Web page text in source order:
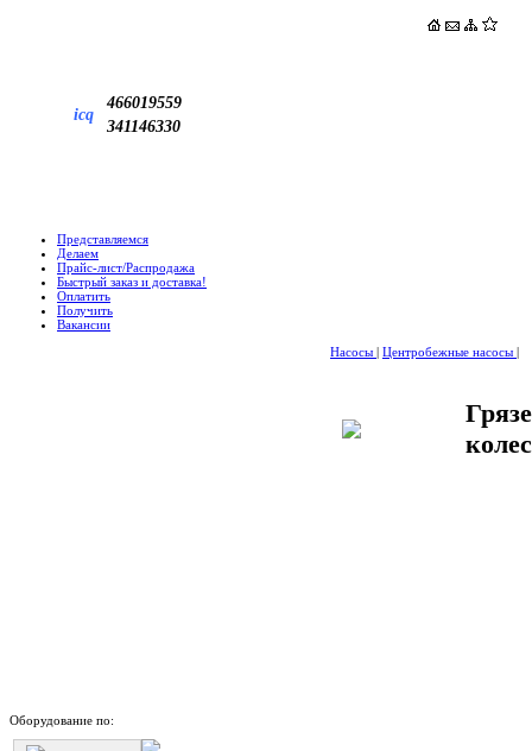
icq
466019559
341146330
Представляемся
Делаем
Прайс-лист/Распродажа
Быстрый заказ и доставка!
Оплатить
Получить
Вакансии
Оборудование по:
Насосы | Центробежные насосы |